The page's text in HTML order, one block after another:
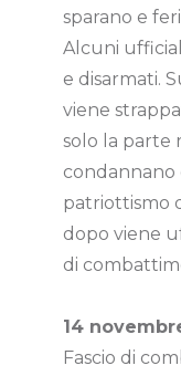
sparano e
Alcuni
e disarmati.
viene
solo la parte
condannano
patriottismo
dopo viene
di
14
Fascio di